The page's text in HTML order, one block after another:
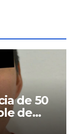
de 50
de